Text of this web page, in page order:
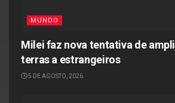
MUNDO
Milei faz nova tentativa de
terras a estrangeiros
5 DE AGOSTO, 2026